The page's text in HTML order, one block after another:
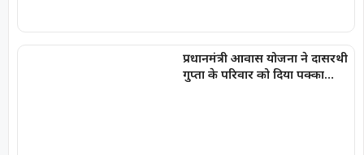
प्रधानमंत्री आवास योजना ने दासरथी
गुप्ता के परिवार को दिया पक्का